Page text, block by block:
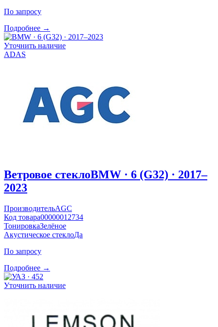
По запросу
Подробнее →
Уточнить наличие
ADAS
Ветровое стеклоBMW · 6 (G32) · 2017–
2023
ПроизводительAGC
Код товара00000012734
ТонировкаЗелёное
Акустическое стеклоДа
По запросу
Подробнее →
Уточнить наличие